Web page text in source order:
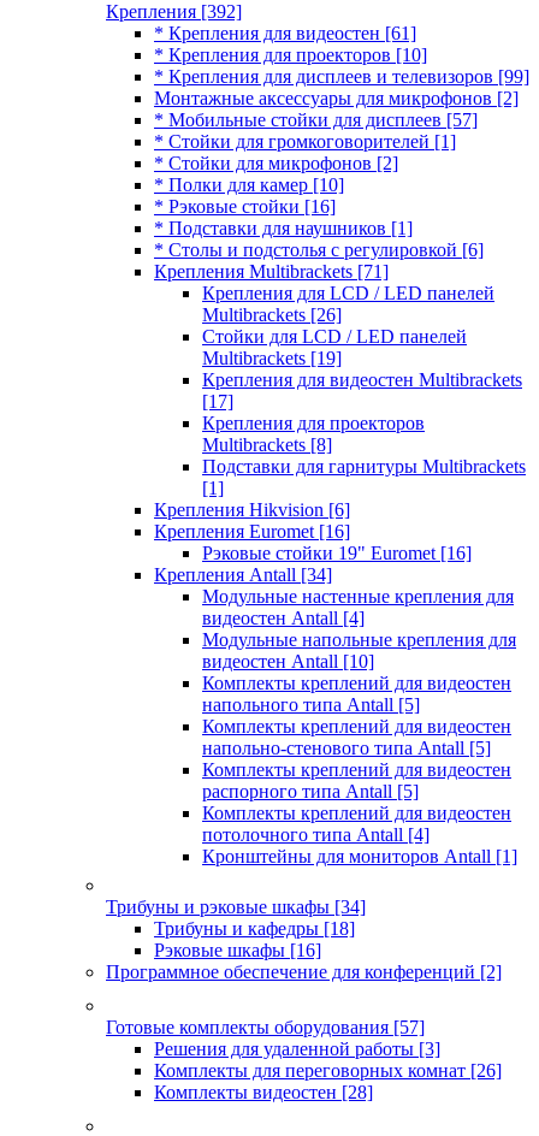
Крепления [392]
* Крепления для видеостен [61]
* Крепления для проекторов [10]
* Крепления для дисплеев и телевизоров [99]
Монтажные аксессуары для микрофонов [2]
* Мобильные стойки для дисплеев [57]
* Стойки для громкоговорителей [1]
* Стойки для микрофонов [2]
* Полки для камер [10]
* Рэковые стойки [16]
* Подставки для наушников [1]
* Столы и подстолья с регулировкой [6]
Крепления Multibrackets [71]
Крепления для LCD / LED панелей
Multibrackets [26]
Стойки для LCD / LED панелей
Multibrackets [19]
Крепления для видеостен Multibrackets
[17]
Крепления для проекторов
Multibrackets [8]
Подставки для гарнитуры Multibrackets
[1]
Крепления Hikvision [6]
Крепления Euromet [16]
Рэковые стойки 19" Euromet [16]
Крепления Antall [34]
Модульные настенные крепления для
видеостен Antall [4]
Модульные напольные крепления для
видеостен Antall [10]
Комплекты креплений для видеостен
напольного типа Antall [5]
Комплекты креплений для видеостен
напольно-стенового типа Antall [5]
Комплекты креплений для видеостен
распорного типа Antall [5]
Комплекты креплений для видеостен
потолочного типа Antall [4]
Кронштейны для мониторов Antall [1]
Трибуны и рэковые шкафы [34]
Трибуны и кафедры [18]
Рэковые шкафы [16]
Программное обеспечение для конференций [2]
Готовые комплекты оборудования [57]
Решения для удаленной работы [3]
Комплекты для переговорных комнат [26]
Комплекты видеостен [28]